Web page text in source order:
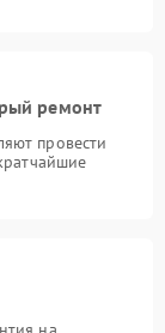
ремонт
провести